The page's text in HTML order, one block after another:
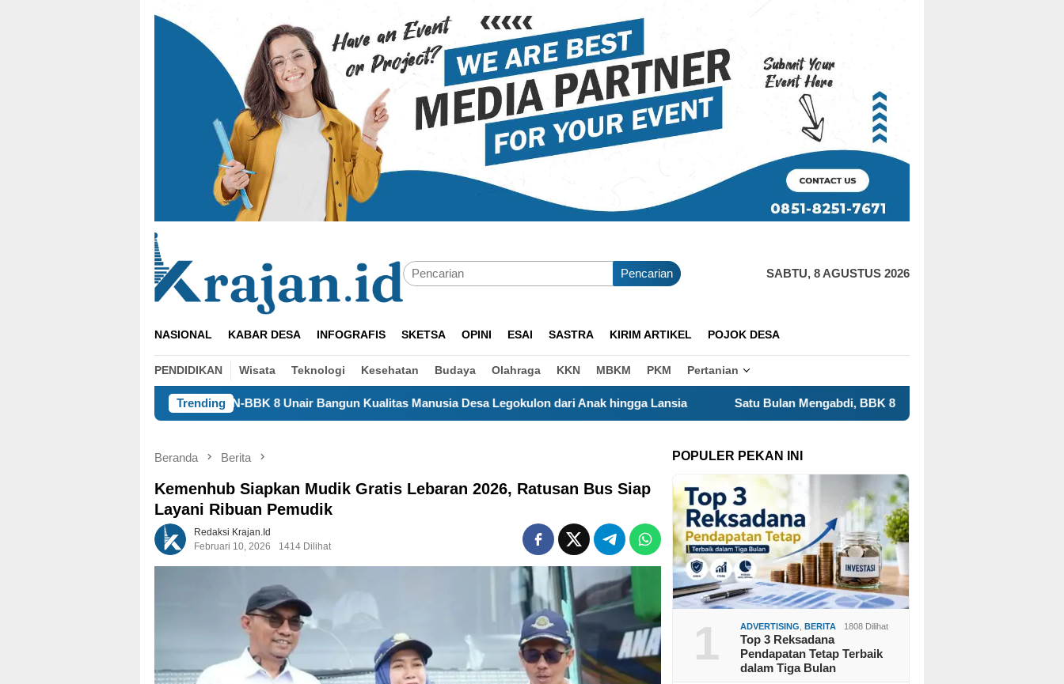
Pencarian SABTU, 8 AGUSTUS 2026
NASIONAL KABAR DESA INFOGRAFIS SKETSA OPINI ESAI SASTRA KIRIM ARTIKEL POJOK DESA
PENDIDIKAN Wisata Teknologi Kesehatan Budaya Olahraga KKN MBKM PKM Pertanian
Trending
KKN-BBK 8 Unair Bangun Kualitas Manusia Desa Legokulon dari Anak hingga Lansia Satu Bulan Mengabdi, BBK 8 UNAIR Tampilkan Capaian Program Kerja dalam
Beranda Berita
Kemenhub Siapkan Mudik Gratis Lebaran 2026, Ratusan Bus Siap
Layani Ribuan Pemudik
Redaksi Krajan.id
Februari 10, 2026
1414 Dilihat
POPULER PEKAN INI
1 ADVERTISING ,BERITA 1808 Dilihat
Top 3 Reksadana
Pendapatan Tetap Terbaik
dalam Tiga Bulan